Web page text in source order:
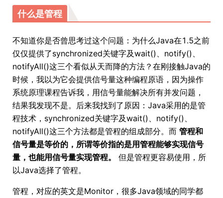
什么是管程
不知道你是否曾思考过这个问题：为什么Java在1.5之前
仅仅提供了synchronized关键字及wait()、notify()、
notifyAll()这三个看似从天而降的方法？在刚接触Java的
时候，我以为它会提供信号量这种编程原语，因为操作
系统原理课程告诉我，用信号量能解决所有并发问题，
结果我发现不是。后来我找到了原因：Java采用的是管
程技术，synchronized关键字及wait()、notify()、
notifyAll()这三个方法都是管程的组成部分。而 管程和
信号量是等价的，所谓等价指的是用管程能够实现信号
量，也能用信号量实现管程。
但是管程更容易使用，所
以Java选择了管程。
管程，对应的英文是Monitor，很多Java领域的同学都